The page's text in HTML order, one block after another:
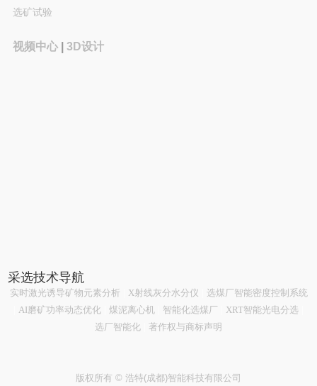
选矿试验
视频中心 3D设计
采选技术导航
实时激光诱导矿物元素分析 X射线灰分水分仪
选煤厂智能密度控制系统
AI磨矿功率动态优化 煤泥离心机 智能化选煤厂 XRT智能光电分选
选厂智能化
著作权与商标声明
版权所有 © 浩特(成都)智能科技有限公司